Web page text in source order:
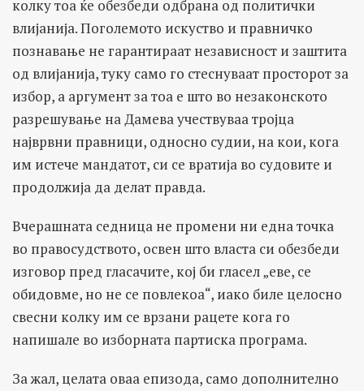
колку тоа ќе обезбеди одбрана од политички
влијанија. Поголемото искуство и правничко
познавање не гарантираат независност и заштита
од влијанија, туку само го стеснуваат просторот за
избор, а аргумент за тоа е што во незаконското
разрешување на Дамева учествуваа тројца
најврвни правници, односно судии, на кои, кога
им истече мандатот, си се вратија во судовите и
продолжија да делат правда.
Вчерашната седница не промени ни една точка
во правосудството, освен што власта си обезбеди
изговор пред гласачите, кој би гласел „еве, се
обидовме, но не се повлекоа“, иако биле целосно
свесни колку им се врзани рацете кога го
напишале во изборната партиска програма.
За жал, целата оваа епизода, само дополнително